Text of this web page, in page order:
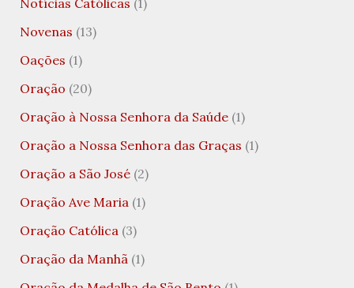
Novenas (13)
Oações (1)
Oração (20)
Oração à Nossa Senhora da Saúde(1)
Oração a Nossa Senhora das Graças (1)
Oração a São José(2)
Oração Ave Maria (1)
Oração Católica (3)
Oração da Manhã (1)